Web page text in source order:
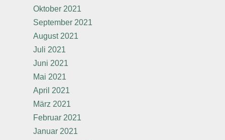
Oktober 2021
September 2021
August 2021
Juli 2021
Juni 2021
Mai 2021
April 2021
März 2021
Februar 2021
Januar 2021